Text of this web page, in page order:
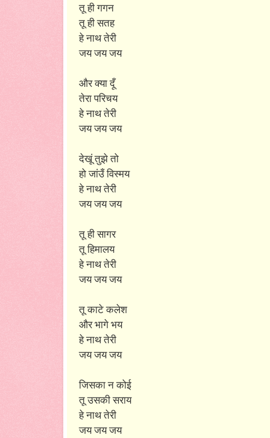
तू ही गगन
तू ही सतह
हे नाथ तेरी
जय जय जय
और क्या दूँ
तेरा परिचय
हे नाथ तेरी
जय जय जय
देखूं तुझे तो
हो जांउँ विस्मय
हे नाथ तेरी
जय जय जय
तू ही सागर
तू हिमालय
हे नाथ तेरी
जय जय जय
तू काटे कलेश
और भागे भय
हे नाथ तेरी
जय जय जय
जिसका न कोई
तू उसकी सराय
हे नाथ तेरी
जय जय जय